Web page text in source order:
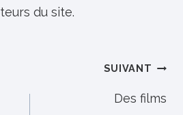
du site.
SUIVANT
Des films